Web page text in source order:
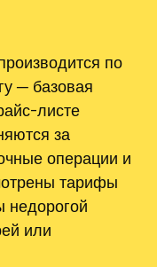
по
─ базовая
листе
за
операции и
тарифы
недорогой
или